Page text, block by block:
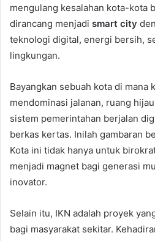
mengulang kesalahan kota-kota
dirancang menjadi smart city
teknologi digital, energi bersih,
lingkungan.
Bayangkan sebuah kota di mana
mendominasi jalanan, ruang
sistem pemerintahan berjalan
berkas kertas. Inilah gambaran
Kota ini tidak hanya untuk
menjadi magnet bagi generasi
inovator.
Selain itu, IKN adalah proyek
bagi masyarakat sekitar.